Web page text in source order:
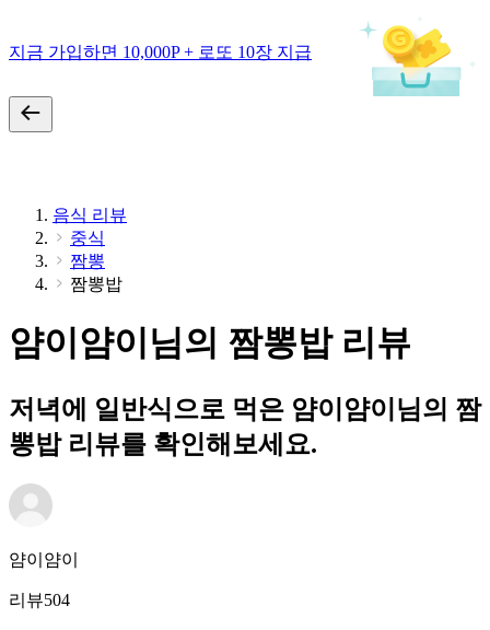
지금 가입하면 10,000P + 로또 10장 지급
음식 리뷰
중식
짬뽕
짬뽕밥
얌이얌이님의 짬뽕밥 리뷰
저녁에 일반식으로 먹은 얌이얌이님의 짬
뽕밥 리뷰를 확인해보세요.
얌이얌이
리뷰504